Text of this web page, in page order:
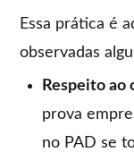
Essa prática é
observadas
Respeito ao
prova
no PAD se